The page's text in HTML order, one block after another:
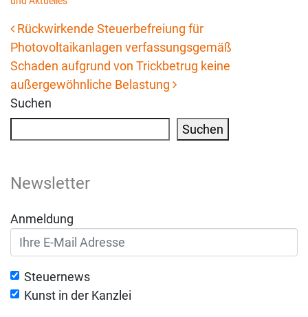
Beitrags-Navigation
Rückwirkende Steuerbefreiung für
Photovoltaikanlagen verfassungsgemäß
Schaden aufgrund von Trickbetrug keine
außergewöhnliche Belastung
Suchen
Suchen
Newsletter
Anmeldung
Steuernews
Kunst in der Kanzlei